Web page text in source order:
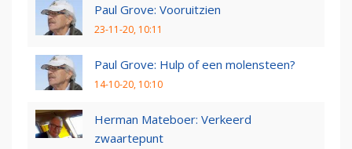
Paul Grove: Vooruitzien
23-11-20, 10:11
Paul Grove: Hulp of een molensteen?
14-10-20, 10:10
Herman Mateboer: Verkeerd
zwaartepunt